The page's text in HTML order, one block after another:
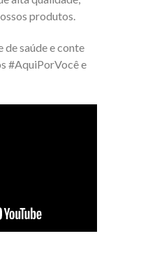
produtos.
de saúde e conte
#AquiPorVocê e